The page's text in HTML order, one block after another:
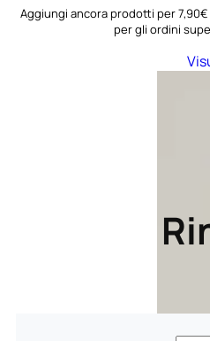
Aggiungi ancora prodotti per
per gli ordini